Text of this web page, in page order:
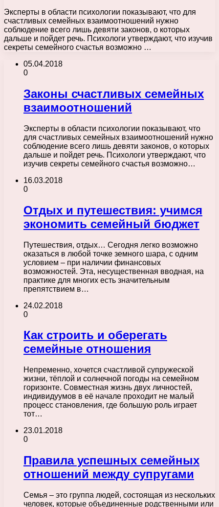
Эксперты в области психологии показывают, что для
счастливых семейных взаимоотношений нужно
соблюдение всего лишь девяти законов, о которых
дальше и пойдет речь. Психологи утверждают, что изучив
секреты семейного счастья возможно …
05.04.2018
0
Законы счастливых семейных
взаимоотношений
Эксперты в области психологии показывают, что
для счастливых семейных взаимоотношений нужно
соблюдение всего лишь девяти законов, о которых
дальше и пойдет речь. Психологи утверждают, что
изучив секреты семейного счастья возможно…
16.03.2018
0
Отдых и путешествия: учимся
экономить семейный бюджет
Путешествия, отдых… Сегодня легко возможно
оказаться в любой точке земного шара, с одним
условием – при наличии финансовых
возможностей. Эта, несущественная вводная, на
практике для многих есть значительным
препятствием в…
24.02.2018
0
Как строить и оберегать
семейные отношения
Непременно, хочется счастливой супружеской
жизни, тёплой и солнечной погоды на семейном
горизонте. Совместная жизнь двух личностей,
индивидуумов в её начале проходит не малый
процесс становления, где большую роль играет
тот…
23.01.2018
0
Правила успешных семейных
отношений между супругами
Семья – это группа людей, состоящая из нескольких
человек, которые объединенные родственными или